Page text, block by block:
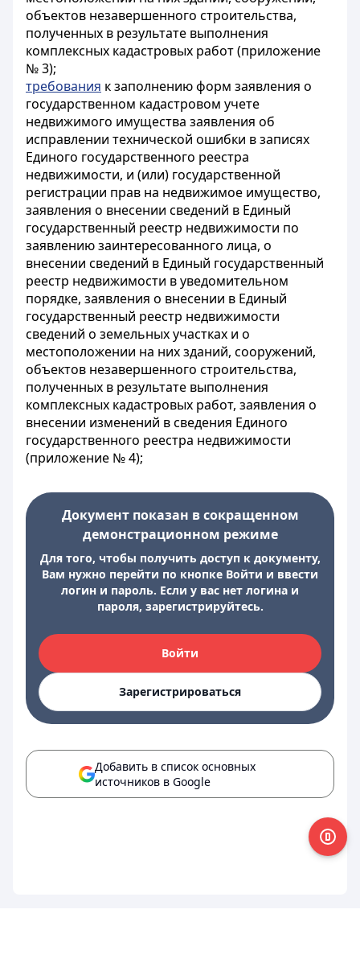
объектов незавершенного строительства,
полученных в результате выполнения
комплексных кадастровых работ (приложение
№ 3);
требования к заполнению форм заявления о
государственном кадастровом учете
недвижимого имущества заявления об
исправлении технической ошибки в записях
Единого государственного реестра
недвижимости, и (или) государственной
регистрации прав на недвижимое имущество,
заявления о внесении сведений в Единый
государственный реестр недвижимости по
заявлению заинтересованного лица, о
внесении сведений в Единый государственный
реестр недвижимости в уведомительном
порядке, заявления о внесении в Единый
государственный реестр недвижимости
сведений о земельных участках и о
местоположении на них зданий, сооружений,
объектов незавершенного строительства,
полученных в результате выполнения
комплексных кадастровых работ, заявления о
внесении изменений в сведения Единого
государственного реестра недвижимости
(приложение № 4);
Документ показан в сокращенном
демонстрационном режиме
Для того, чтобы получить доступ к документу,
Вам нужно перейти по кнопке Войти и ввести
логин и пароль. Если у вас нет логина и
пароля, зарегистрируйтесь.
Войти
Зарегистрироваться
Добавить в список основных
источников в Google